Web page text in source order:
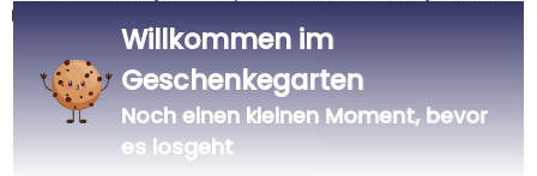
Unser Unternehmen Kadocom ist
Geschenk.
Willkommen im
Geschenkegarten
Noch einen kleinen Moment, bevor
es losgeht